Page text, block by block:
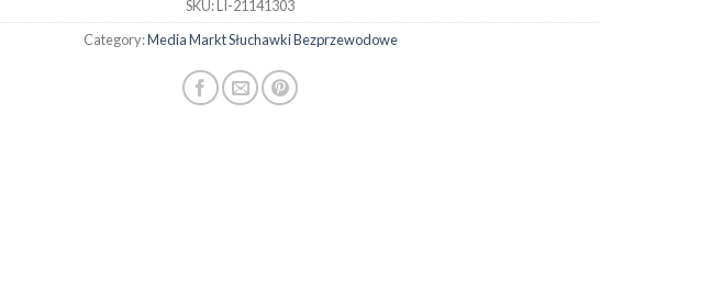
SKU:LI-21141303
Category:Media Markt Słuchawki Bezprzewodowe